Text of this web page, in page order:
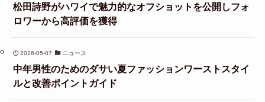
松田詩野がハワイで魅力的なオフショットを公開しフォ
ロワーから高評価を獲得
2026-05-07 ニュース
中年男性のためのダサい夏ファッションワーストスタイ
ルと改善ポイントガイド